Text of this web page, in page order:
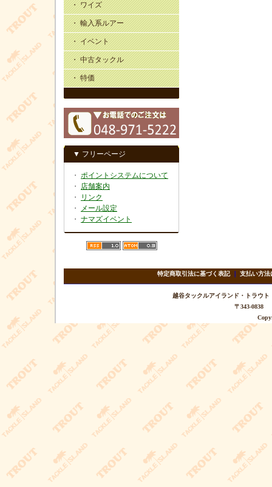
・ ワイズ
・ 輸入系ルアー
・ イベント
・ 中古タックル
・ 特価
▼ フリーページ
・ ポイントシステムについて
・ 店舗案内
・
リンク
・
メール設定
・ ナマズイベント
特定商取引法に基づく表記｜ 支払い方法
越谷タックルアイランド・トラ
〒343-0838